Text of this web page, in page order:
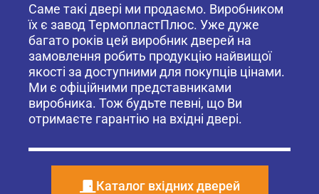
Саме такі двері ми продаємо. Виробником
їх є завод ТермопластПлюс. Уже дуже
багато років цей виробник дверей на
замовлення робить продукцію найвищої
якості за доступними для покупців цінами.
Ми є офіційними представниками
виробника. Тож будьте певні, що Ви
отримаєте гарантію на вхідні двері.
Каталог вхідних дверей